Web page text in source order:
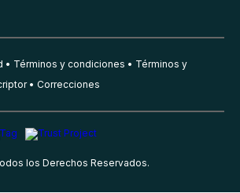
Términos y condiciones
Términos y
Correcciones
los Derechos Reservados.